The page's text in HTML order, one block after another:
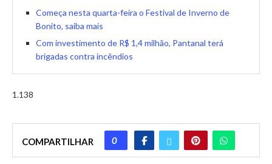
Começa nesta quarta-feira o Festival de Inverno de
Bonito, saiba mais
Com investimento de R$ 1,4 milhão, Pantanal terá
brigadas contra incêndios
1.138
COMPARTILHAR 0